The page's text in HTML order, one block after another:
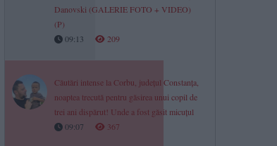
Danovski (GALERIE FOTO + VIDEO)
(P)
09:13
209
Căutări intense la Corbu, județul Constanța,
noaptea trecută pentru găsirea unui copil de
trei ani dispărut! Unde a fost găsit micuțul
09:07
367